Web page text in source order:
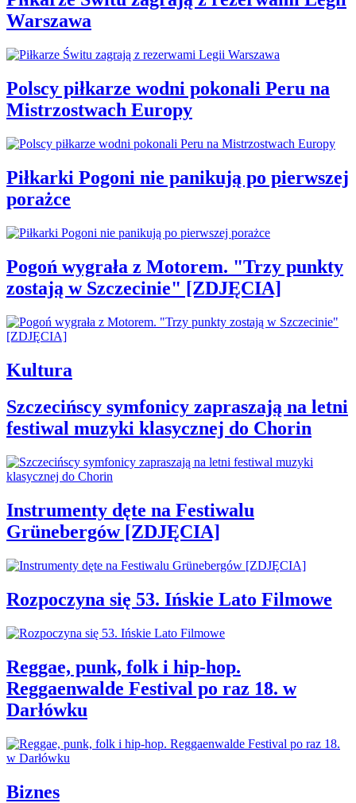
Warszawa
Polscy piłkarze wodni pokonali Peru na
Mistrzostwach Europy
Piłkarki Pogoni nie panikują po pierwszej
porażce
Pogoń wygrała z Motorem. "Trzy punkty
zostają w Szczecinie" [ZDJĘCIA]
Kultura
Szczecińscy symfonicy zapraszają na letni
festiwal muzyki klasycznej do Chorin
Instrumenty dęte na Festiwalu
Grünebergów [ZDJĘCIA]
Rozpoczyna się 53. Ińskie Lato Filmowe
Reggae, punk, folk i hip-hop.
Reggaenwalde Festival po raz 18. w
Darłówku
Biznes